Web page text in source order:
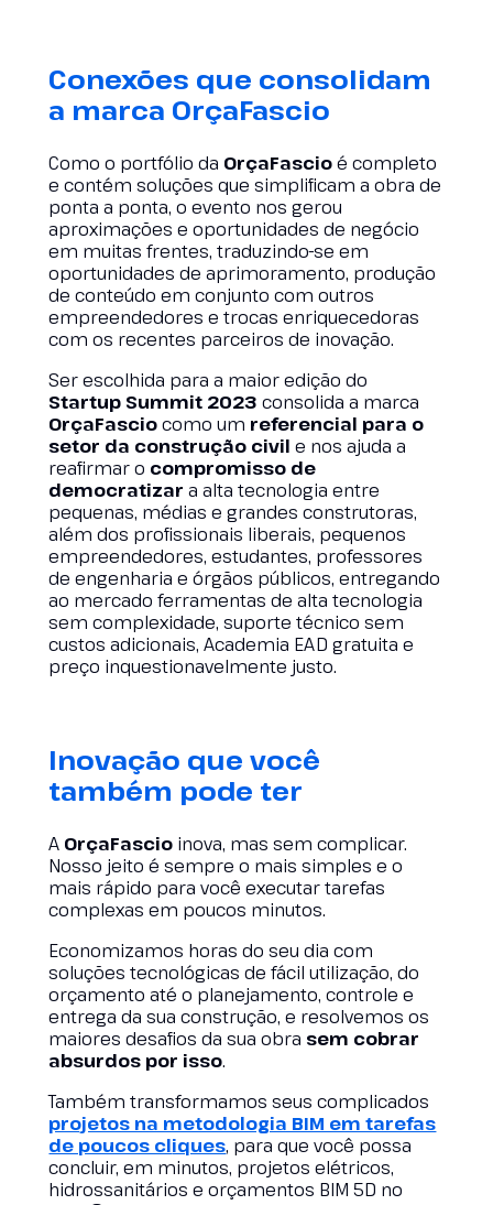
Conexões que consolidam
a marca OrçaFascio
Como o portfólio da OrçaFascioé completo
e contém soluções que simplificam a obra de
ponta a ponta, o evento nos gerou
aproximações e oportunidades de negócio
em muitas frentes, traduzindo-se em
oportunidades de aprimoramento, produção
de conteúdo em conjunto com outros
empreendedores e trocas enriquecedoras
com os recentes parceiros de inovação.
Ser escolhida para a maior edição do
Startup Summit 2023 consolida a marca
OrçaFasciocomo um referencial para o
setor da construção civile nos ajuda a
reafirmar o compromisso de
democratizara alta tecnologia entre
pequenas, médias e grandes construtoras,
além dos profissionais liberais, pequenos
empreendedores, estudantes, professores
de engenharia e órgãos públicos, entregando
ao mercado ferramentas de alta tecnologia
sem complexidade, suporte técnico sem
custos adicionais, Academia EAD gratuita e
preço inquestionavelmente justo.
Inovação que você
também pode ter
A OrçaFascio inova, mas sem complicar.
Nosso jeito é sempre o mais simples e o
mais rápido para você executar tarefas
complexas em poucos minutos.
Economizamos horas do seu dia com
soluções tecnológicas de fácil utilização, do
orçamento até o planejamento, controle e
entrega da sua construção, e resolvemos os
maiores desafios da sua obra sem cobrar
absurdos por isso.
Também transformamos seus complicados
projetos na metodologia BIM em tarefas
de poucos cliques, para que você possa
concluir, em minutos, projetos elétricos,
hidrossanitários e orçamentos BIM 5D no